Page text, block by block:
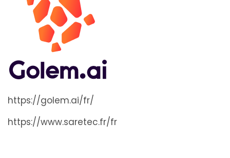
https://golem.ai/fr/
https://www.saretec.fr/fr